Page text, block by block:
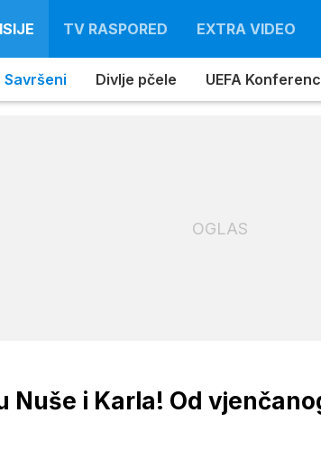
TV RASPORED EXTRA VIDEO
Savršeni Divlje pčele UEFA
OGLAS
Nuše i Karla! Od